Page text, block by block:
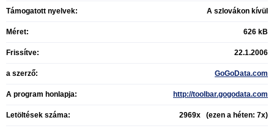
Támogatott nyelvek: A szlovákon kívül
Méret: 626 kB
Frissítve: 22.1.2006
a szerző: GoGoData.com
A program honlapja: http://toolbar.gogodata.com
Letöltések száma: 2969x (ezen a héten: 7x)